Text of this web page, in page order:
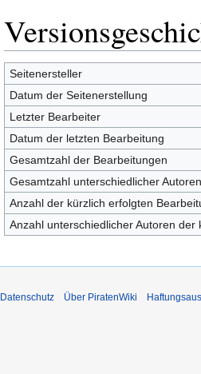
Seitenersteller
Datum der Seitenerstellung
Letzter Bearbeiter
Datum der letzten Bearbeitung
Gesamtzahl der Bearbeitungen
Gesamtzahl unterschiedlicher Autoren
Anzahl der kürzlich erfolgten
Anzahl unterschiedlicher Autoren
Datenschutz Über PiratenWiki